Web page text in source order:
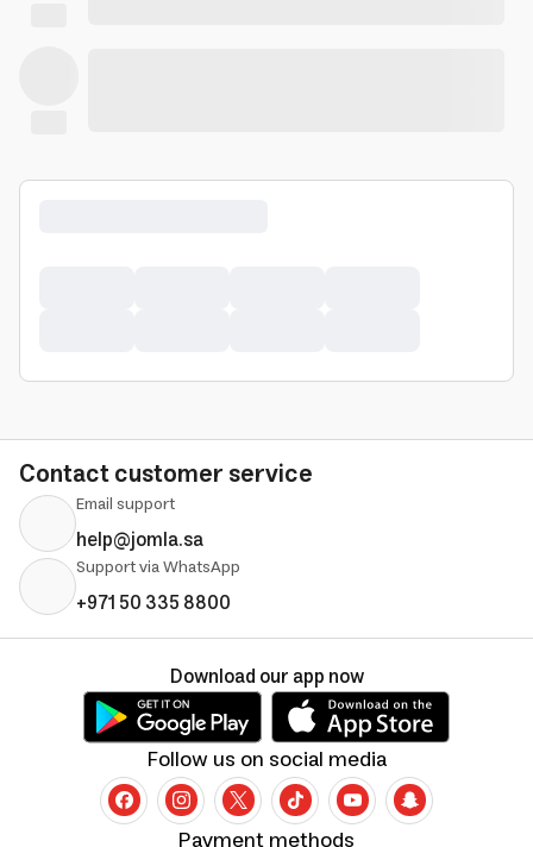
Contact customer service
Email support
help@jomla.sa
Support via WhatsApp
+971 50 335 8800
Follow us on social media
Download our app now